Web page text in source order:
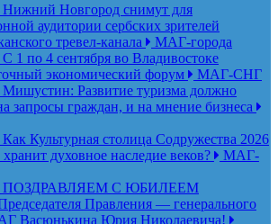
Нижний Новгород снимут для
аудитории сербских зрителей
тревел-канала
МАГ-города
С 1 по 4 сентября во Владивостоке
экономический форум
МАГ-СНГ
Мишустин: Развитие туризма должно
запросы граждан, и на мнение бизнеса
Как Культурная столица Содружества 2026
духовное наследие веков?
МАГ-
ПОЗДРАВЛЯЕМ С ЮБИЛЕЕМ
Правления — генерального
Васюнькина Юрия Николаевича!